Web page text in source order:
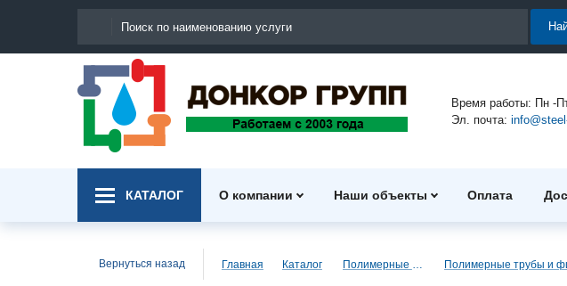
Время работы: Пн -
Эл. почта:
КАТАЛОГ О компании Наши объекты Оплата
Вернуться назад Главная Каталог Полимерные трубы и фитинги